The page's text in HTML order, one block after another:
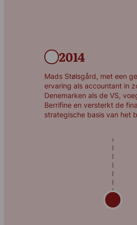
2014
Mads Stølsgård, met een
ervaring als accountant in
Denemarken als de VS,
Berrifine en versterkt de
strategische basis van het